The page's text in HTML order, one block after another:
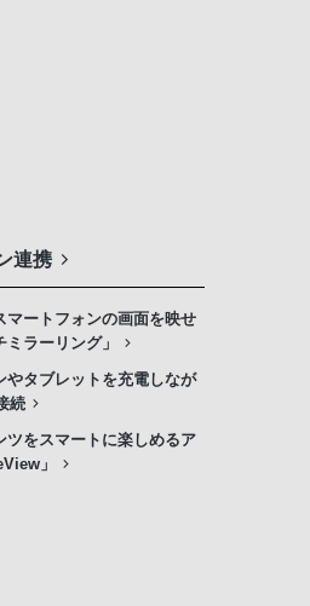
連携
マートフォンの画面を映せ
ラーリング」
やタブレットを充電しなが
続
ツをスマートに楽しめるア
」